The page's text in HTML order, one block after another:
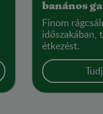
banános
Finom
időszakában,
étkezést.